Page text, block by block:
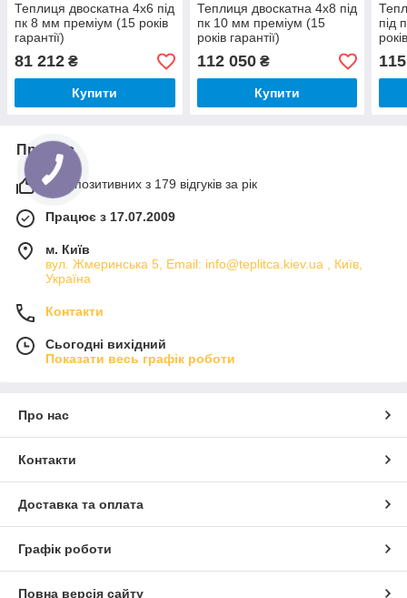
Теплиця двоскатна 4х6 під
пк 8 мм преміум (15 років
гарантії)
81 212 ₴
Купити
Теплиця двоскатна 4х8 під
пк 10 мм преміум (15
років гарантії)
112 050₴
Купити
під
Про нас
97% позитивних з 179 відгуків за рік
Працює з 17.07.2009
м. Київ
вул. Жмеринська 5, Email: info@teplitca.kiev.ua , Київ,
Україна
Контакти
Сьогодні вихідний
Показати весь графік роботи
Про нас
Контакти
Доставка та оплата
Графік роботи
Повна версія сайту